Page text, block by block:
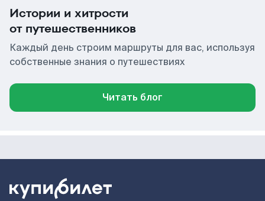
Истории и хитрости
от путешественников
Каждый день строим маршруты для вас, используя
собственные знания о путешествиях
Читать блог